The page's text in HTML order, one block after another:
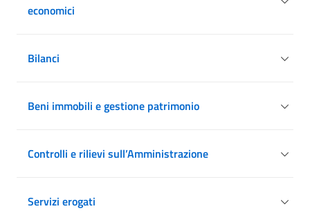
economici
Bilanci
Beni immobili e gestione patrimonio
Controlli e rilievi sull’Amministrazione
Servizi erogati